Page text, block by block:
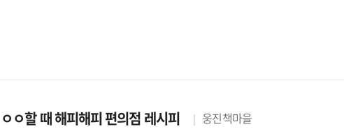
ㅇㅇ할 때 해피해피 편의점 레시피 웅진책마을